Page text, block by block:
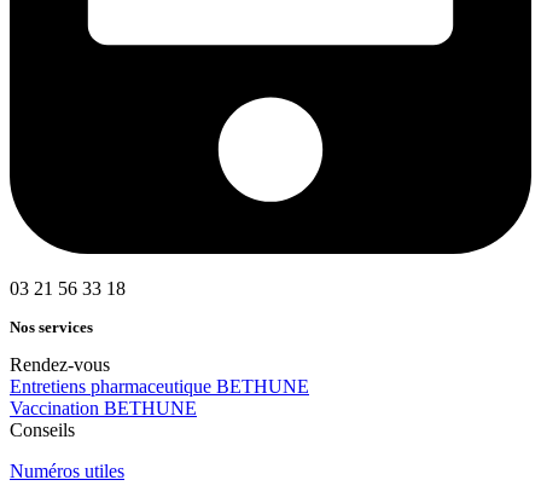
03 21 56 33 18
Nos services
Rendez-vous
Entretiens pharmaceutique BETHUNE
Vaccination BETHUNE
Conseils
Numéros utiles